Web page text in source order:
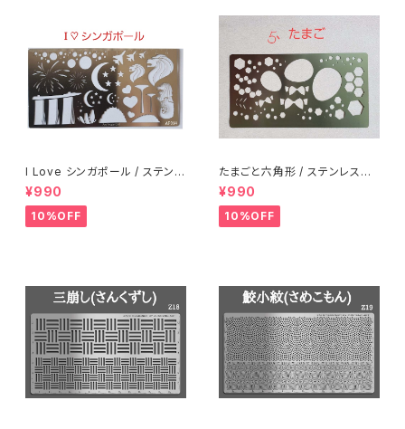
I Love シンガポール / ステンレ
ス製ステンシル(ap14)
¥990
10%OFF
たまごと六角形 / ステンレス製
ステンシル(ap05)
¥990
10%OFF